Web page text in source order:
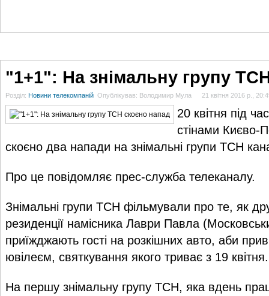
"1+1": На знімальну групу
Розділ: Новини телекомпаній Опублікував: Володимир Мула 21 квітня 2016 р.,
20 квітня під
стінами Києво-
скоєно два напади на знімальні групи ТСН
Про це повідомляє прес-служба телеканалу.
Знімальні групи ТСН фільмували про те, як
резиденції намісника Лаври Павла
приїжджають гості на розкішних авто, аби
ювілеєм, святкування якого триває з 19 квітня.
На першу знімальну групу ТСН, яка вдень